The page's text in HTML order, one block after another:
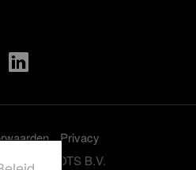
Privacy
B.V.